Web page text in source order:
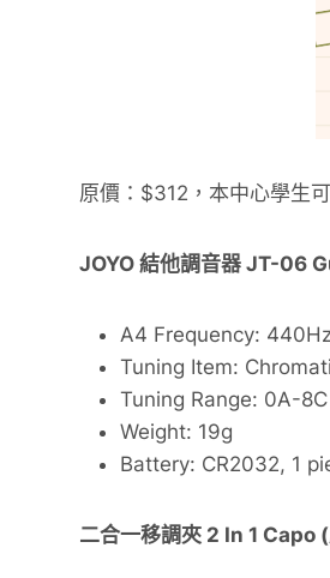
原價：$312，本中心學生
JOYO 結他調音器 JT-06
A4 Frequency:
Tuning Item:
Tuning Range: 0A-8C
Weight: 19g
Battery: CR2032, 1
二合一移調夾 2 In 1 Capo (